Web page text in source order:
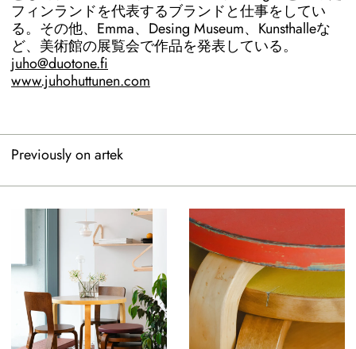
フィンランドを代表するブランドと仕事をしてい
る。その他、Emma、Desing Museum、Kunsthalleな
ど、美術館の展覧会で作品を発表している。
juho@duotone.fi
www.juhohuttunen.com
Previously on artek